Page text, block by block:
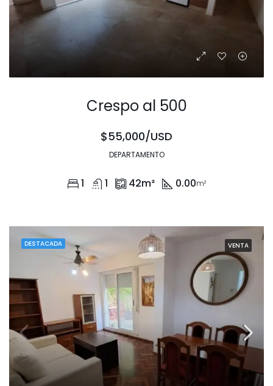
Crespo al 500
$55,000/USD
DEPARTAMENTO
1 1 42m² 0.00m²
DESTACADA VENTA